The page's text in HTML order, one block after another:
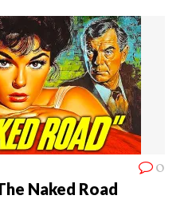
0
Naked Road